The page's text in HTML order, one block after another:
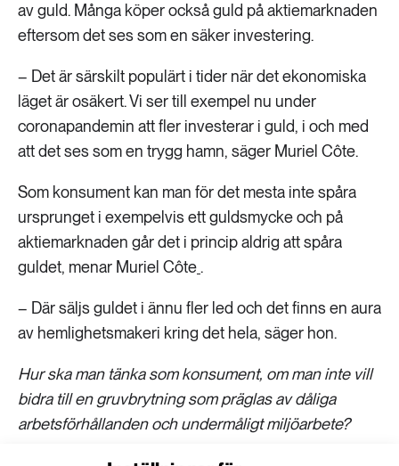
av guld. Många köper också guld på aktiemarknaden
eftersom det ses som en säker investering.
– Det är särskilt populärt i tider när det ekonomiska
läget är osäkert. Vi ser till exempel nu under
coronapandemin att fler investerar i guld, i och med
att det ses som en trygg hamn, säger Muriel Côte.
Som konsument kan man för det mesta inte spåra
ursprunget i exempelvis ett guldsmycke och på
aktiemarknaden går det i princip aldrig att spåra
guldet, menar Muriel Côte .
– Där säljs guldet i ännu fler led och det finns en aura
av hemlighetsmakeri kring det hela, säger hon.
Hur ska man tänka som konsument, om man inte vill
bidra till en gruvbrytning som präglas av dåliga
arbetsförhållanden och undermåligt miljöarbete?